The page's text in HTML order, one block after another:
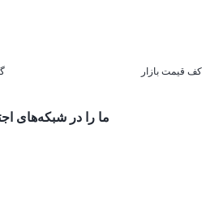
کف قیمت بازار
ما را در شبکه‌های